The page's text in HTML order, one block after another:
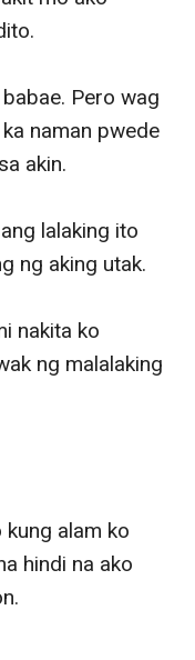
Pero wag
naman pwede
akin.
lalaking ito
ng aking utak.
nakita ko
ng malalaking
alam ko
hindi na ako